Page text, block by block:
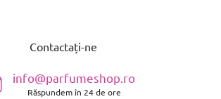
Contactați-ne
info@parfumeshop.ro
Răspundem în 24 de ore